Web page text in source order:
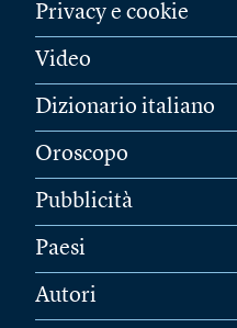
Privacy e cookie
Video
Dizionario italiano
Oroscopo
Pubblicità
Paesi
Autori